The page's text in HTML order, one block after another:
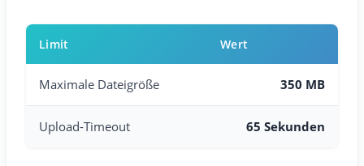
Limit Wert
Maximale Dateigröße 350 MB
Upload-Timeout 65 Sekunden